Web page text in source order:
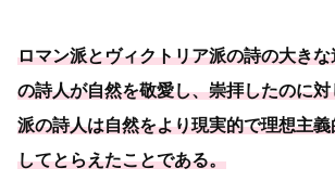
ロマン派とヴィクトリア派の詩の大き
の詩人が自然を敬愛し、崇拝したのに対
派の詩人は自然をより現実的で理想主
してとらえたことである。